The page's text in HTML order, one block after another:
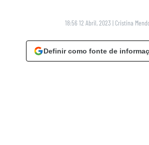
18:56 12 Abril, 2023 | Cristina
Definir como fonte de